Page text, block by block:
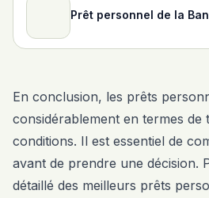
Prêt personnel de la
En conclusion, les prêts
considérablement en termes de
conditions. Il est essentiel de
avant de prendre une décision.
détaillé des meilleurs prêts